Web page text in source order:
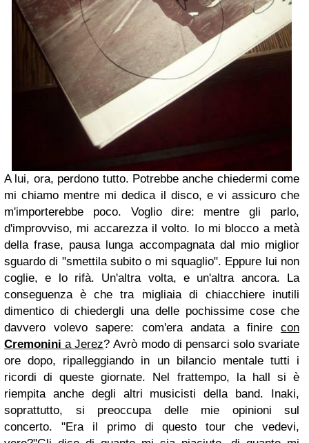
A lui, ora, perdono tutto. Potrebbe anche chiedermi come
mi chiamo mentre mi dedica il disco, e vi assicuro che
m'importerebbe poco. Voglio dire: mentre gli parlo,
d'improvviso, mi accarezza il volto. Io mi blocco a metà
della frase, pausa lunga accompagnata dal mio miglior
sguardo di "smettila subito o mi squaglio". Eppure lui non
coglie, e lo rifà. Un'altra volta, e un'altra ancora. La
conseguenza è che tra migliaia di chiacchiere inutili
dimentico di chiedergli una delle pochissime cose che
davvero volevo sapere: com'era andata a finire con
Cremonini a Jerez?Avrò modo di pensarci solo svariate
ore dopo, ripalleggiando in un bilancio mentale tutti i
ricordi di queste giornate. Nel frattempo, la hall si è
riempita anche degli altri musicisti della band. Inaki,
soprattutto, si preoccupa delle mie opinioni sul
concerto. "Era il primo di questo tour che vedevi,